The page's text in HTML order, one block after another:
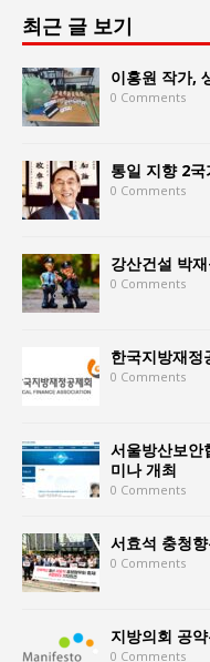
최근 글 보기
이홍원 작가,
0 Comments
통일 지향 2
0 Comments
강산건설 박
0 Comments
한국지방재
0 Comments
서울방산보안
미나 개최
0 Comments
서효석 충청
0 Comments
지방의회 공약
0 Comments